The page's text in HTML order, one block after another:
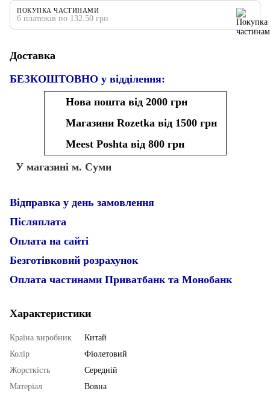
ПОКУПКА ЧАСТИНАМИ
6 платежів по 132.50 грн
Доставка
БЕЗКОШТОВНО у відділення:
Нова пошта від 2000 грн
Магазини Rozetka від 1500 грн
Meest Poshta від 800 грн
У магазині м. Суми
Відправка у день замовлення
Післяплата
Оплата на сайті
Безготівковий розрахунок
Оплата частинами Приватбанк та Монобанк
Характеристики
Країна виробник
Китай
Колір
Фіолетовий
Жорсткість
Середній
Матеріал
Вовна